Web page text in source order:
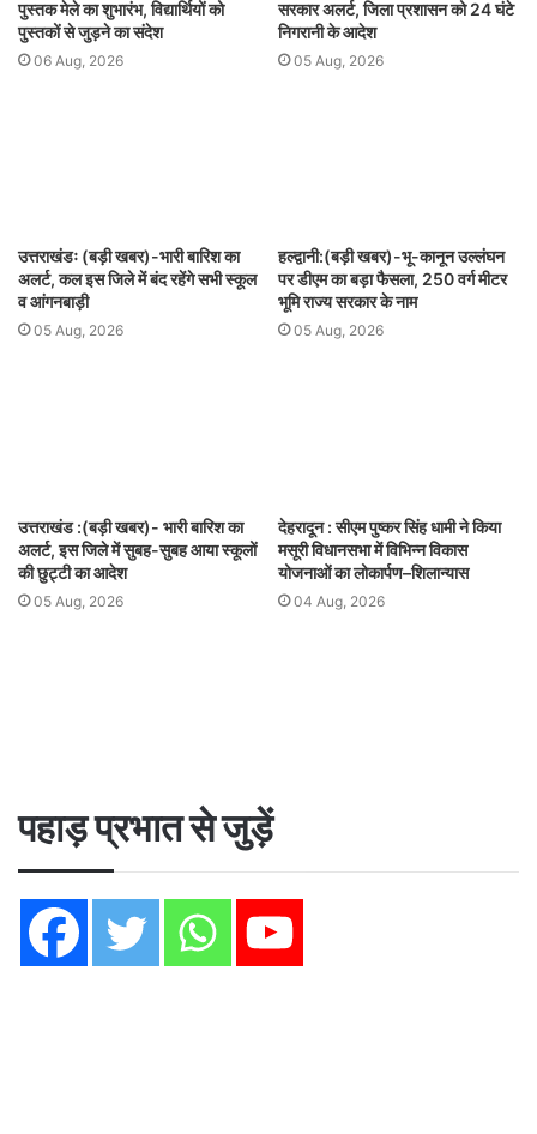
पुस्तक मेले का शुभारंभ, विद्यार्थियों को
पुस्तकों से जुड़ने का संदेश
06 Aug, 2026
सरकार अलर्ट, जिला प्रशासन को 24 घंटे
निगरानी के आदेश
05 Aug, 2026
उत्तराखंडः (बड़ी खबर)-भारी बारिश का
अलर्ट, कल इस जिले में बंद रहेंगे सभी स्कूल
व आंगनबाड़ी
05 Aug, 2026
हल्द्वानी:(बड़ी खबर)-भू-कानून उल्लंघन
पर डीएम का बड़ा फैसला, 250 वर्ग मीटर
भूमि राज्य सरकार के नाम
05 Aug, 2026
उत्तराखंड :(बड़ी खबर)- भारी बारिश का
अलर्ट, इस जिले में सुबह-सुबह आया स्कूलों
की छुट्टी का आदेश
05 Aug, 2026
देहरादून : सीएम पुष्कर सिंह धामी ने किया
मसूरी विधानसभा में विभिन्न विकास
योजनाओं का लोकार्पण–शिलान्यास
04 Aug, 2026
पहाड़ प्रभात से जुड़ें